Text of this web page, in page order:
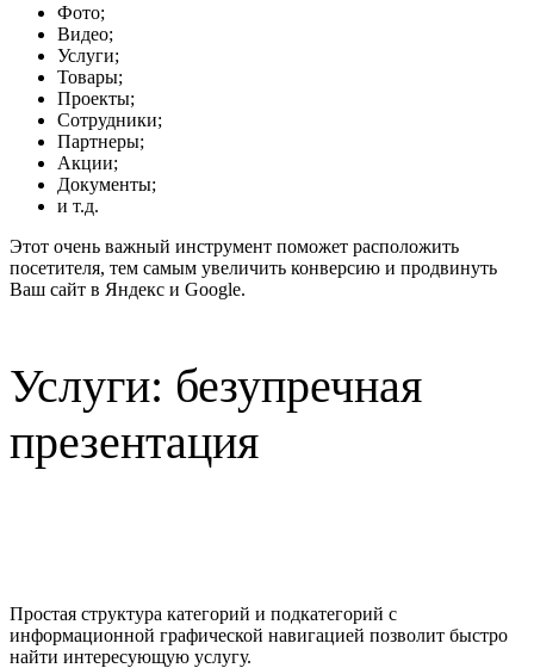
Фото;
Видео;
Услуги;
Товары;
Проекты;
Сотрудники;
Партнеры;
Акции;
Документы;
и т.д.
Этот очень важный инструмент поможет расположить
посетителя, тем самым увеличить конверсию и продвинуть
Ваш сайт в Яндекс и Google.
Услуги: безупречная
презентация
Простая структура категорий и подкатегорий с
информационной графической навигацией позволит быстро
найти интересующую услугу.